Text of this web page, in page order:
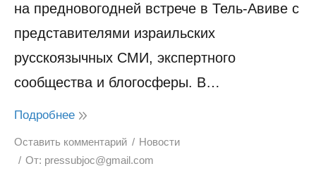
на предновогодней встрече в Тель-Авиве с
представителями израильских
русскоязычных СМИ, экспертного
сообщества и блогосферы. В…
Подробнее
Оставить комментарий
Новости
От: pressubjoc@gmail.com